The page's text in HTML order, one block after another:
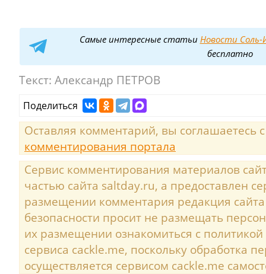
Самые интересные статьи Новости Соль-
бесплатно
Текст: Александр ПЕТРОВ
Поделиться
Оставляя комментарий, вы соглашаетесь
комментирования портала
Сервис комментирования материалов
частью сайта saltday.ru, а предоставлен
размещении комментария редакция
безопасности просит не размещать
их размещении ознакомиться с
сервиса cackle.me, поскольку обработка
осуществляется сервисом cackle.me